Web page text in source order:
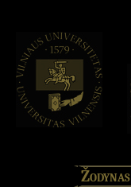
Žodynas